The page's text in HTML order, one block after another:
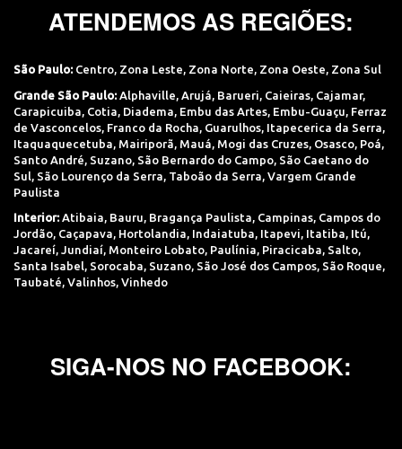
ATENDEMOS AS REGIÕES:
São Paulo: Centro, Zona Leste, Zona Norte, Zona Oeste, Zona Sul
Grande São Paulo: Alphaville Arujá Barueri Caieiras Cajamar,
Carapicuiba Cotia Diadema Embu das Artes Embu-Guaçu Ferraz
de Vasconcelos Franco da Rocha Guarulhos Itapecerica da Serra
Itaquaquecetuba Mairiporã Mauá Mogi das Cruzes Osasco Poá
Santo André Suzano São Bernardo do Campo São Caetano do
Sul São Lourenço da Serra Taboão da Serra Vargem Grande
Paulista
Interior: Atibaia, Bauru, Bragança Paulista, Campinas, Campos do
Jordão, Caçapava, Hortolandia, Indaiatuba, Itapevi, Itatiba, Itú,
Jacareí, Jundiaí, Monteiro Lobato, Paulínia, Piracicaba, Salto,
Santa Isabel, Sorocaba, Suzano, São José dos Campos, São Roque,
Taubaté, Valinhos, Vinhedo
SIGA-NOS NO FACEBOOK: